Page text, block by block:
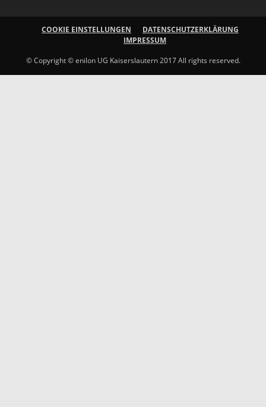
COOKIE EINSTELLUNGEN
DATENSCHUTZERKLÄRUNG
IMPRESSUM
© Copyright © enilon UG Kaiserslautern 2017 All rights reserved.